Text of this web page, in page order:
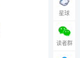
星球
读者群